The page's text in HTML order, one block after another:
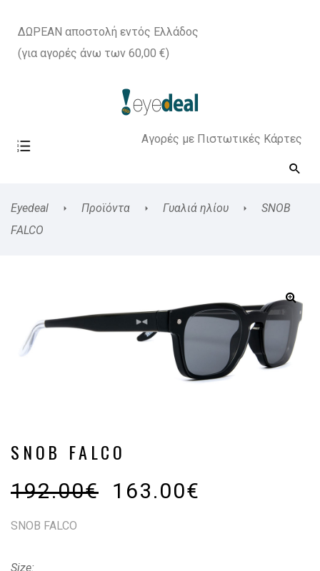
ΔΩΡΕΑΝ αποστολή εντός Ελλάδος
(για αγορές άνω των 60,00 €)
Αγορές με Πιστωτικές Κάρτες
Eyedeal Προϊόντα Γυαλιά ηλίου
SNOB
FALCO
SNOB FALCO
192.00€ 163.00€
SNOB FALCO
Size